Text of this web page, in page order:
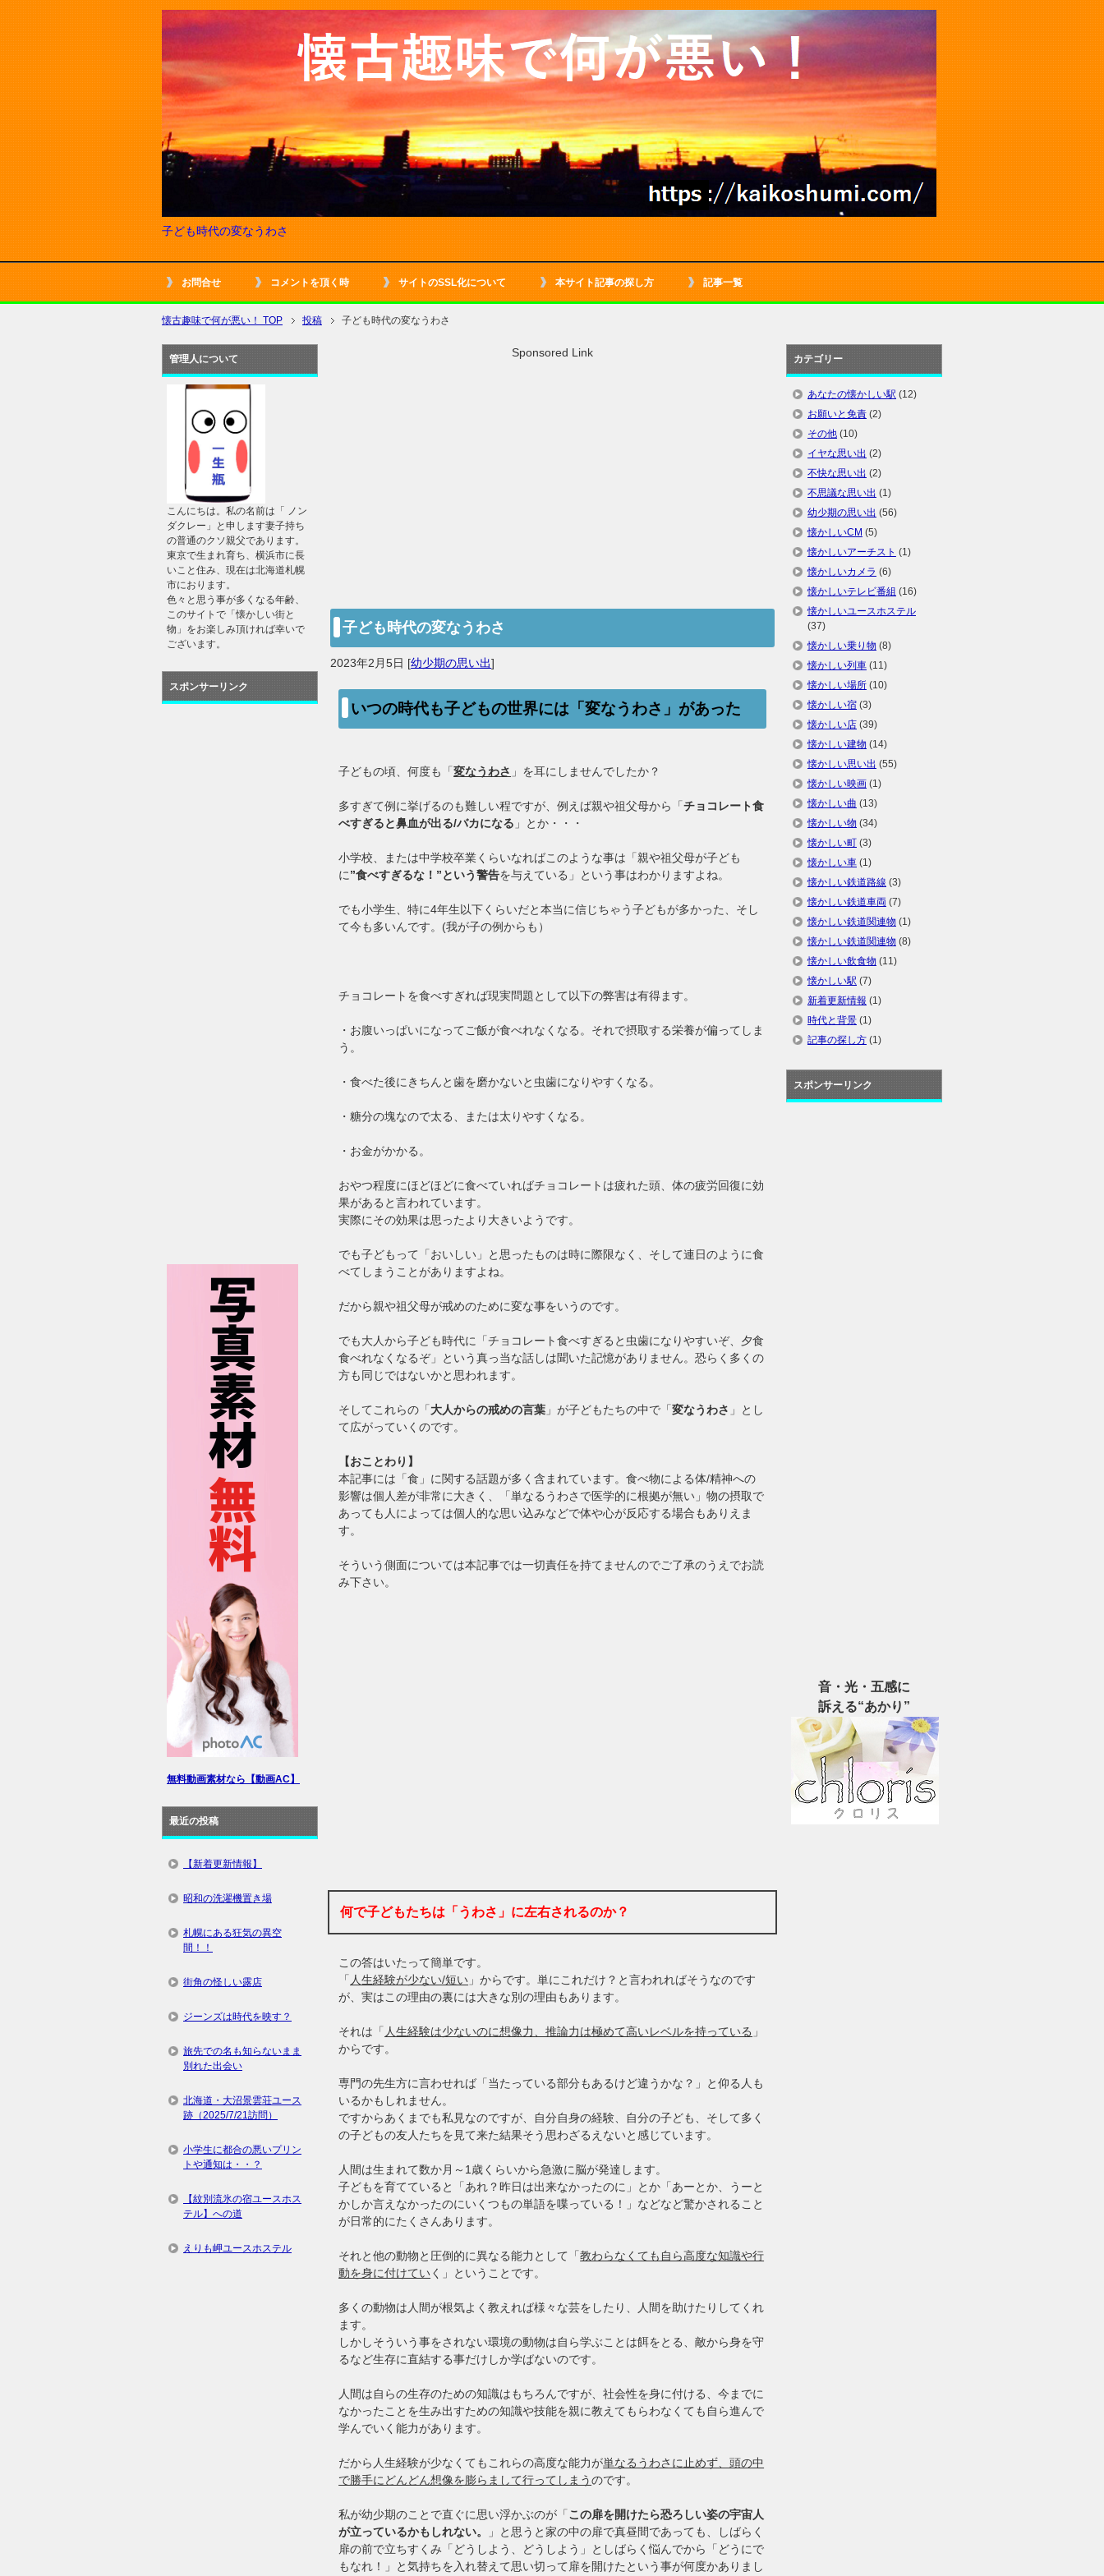
子ども時代の変なうわさ
お問合せ コメントを頂く時 サイトのSSL化について 本サイト記事の探し方 記事一覧
懐古趣味で何が悪い！ TOP 投稿 子ども時代の変なうわさ
Sponsored Link
子ども時代の変なうわさ
2023年2月5日 [幼少期の思い出]
いつの時代も子どもの世界には「変なうわさ」があった
子どもの頃、何度も「変なうわさ 」を耳にしませんでしたか？
多すぎて例に挙げるのも難しい程ですが、例えば親や祖父母から「チョコレート食
べすぎると鼻血が出る/バカになる 」とか・・・
小学校、または中学校卒業くらいなればこのような事は「親や祖父母が子ども
に”食べすぎるな！”という警告を与えている」という事はわかりますよね。
でも小学生、特に4年生以下くらいだと本当に信じちゃう子どもが多かった、そし
て今も多いんです。(我が子の例からも）
チョコレートを食べすぎれば現実問題として以下の弊害は有得ます。
・お腹いっぱいになってご飯が食べれなくなる。それで摂取する栄養が偏ってしま
う。
・食べた後にきちんと歯を磨かないと虫歯になりやすくなる。
・糖分の塊なので太る、または太りやすくなる。
・お金がかかる。
おやつ程度にほどほどに食べていればチョコレートは疲れた頭、体の疲労回復に効
果があると言われています。
実際にその効果は思ったより大きいようです。
でも子どもって「おいしい」と思ったものは時に際限なく、そして連日のように食
べてしまうことがありますよね。
だから親や祖父母が戒めのために変な事をいうのです。
でも大人から子ども時代に「チョコレート食べすぎると虫歯になりやすいぞ、夕食
食べれなくなるぞ」という真っ当な話しは聞いた記憶がありません。恐らく多くの
方も同じではないかと思われます。
そしてこれらの「大人からの戒めの言葉 」が子どもたちの中で「変なうわさ 」とし
て広がっていくのです。
【おことわり】
本記事には「食」に関する話題が多く含まれています。食べ物による体/精神への
影響は個人差が非常に大きく、「単なるうわさで医学的に根拠が無い」物の摂取で
あっても人によっては個人的な思い込みなどで体や心が反応する場合もありえま
す。
そういう側面については本記事では一切責任を持てませんのでご了承のうえでお読
み下さい。
何で子どもたちは「うわさ」に左右されるのか？
この答はいたって簡単です。
「 人生経験が少ない/短い 」からです。単にこれだけ？と言われればそうなのです
が、実はこの理由の裏には大きな別の理由もあります。
それは「 人生経験は少ないのに想像力、推論力は極めて高いレベルを持っている 」
からです。
専門の先生方に言わせれば「当たっている部分もあるけど違うかな？」と仰る人も
いるかもしれません。
ですからあくまでも私見なのですが、自分自身の経験、自分の子ども、そして多く
の子どもの友人たちを見て来た結果そう思わざるえないと感じています。
人間は生まれて数か月～1歳くらいから急激に脳が発達します。
子どもを育てていると「あれ？昨日は出来なかったのに」とか「あーとか、うーと
かしか言えなかったのにいくつもの単語を喋っている！」などなど驚かされること
が日常的にたくさんあります。
それと他の動物と圧倒的に異なる能力として「教わらなくても自ら高度な知識や行
動を身に付けていく」ということです。
多くの動物は人間が根気よく教えれば様々な芸をしたり、人間を助けたりしてくれ
ます。
しかしそういう事をされない環境の動物は自ら学ぶことは餌をとる、敵から身を守
るなど生存に直結する事だけしか学ばないのです。
人間は自らの生存のための知識はもちろんですが、社会性を身に付ける、今までに
なかったことを生み出すための知識や技能を親に教えてもらわなくても自ら進んで
学んでいく能力があります。
だから人生経験が少なくてもこれらの高度な能力が単なるうわさに止めず、頭の中
で勝手にどんどん想像を膨らまして行ってしまうのです。
私が幼少期のことで直ぐに思い浮かぶのが「この扉を開けたら恐ろしい姿の宇宙人
が立っているかもしれない。
」と思うと家の中の扉で真昼間であっても、しばらく
扉の前で立ちすくみ「どうしよう、どうしよう」としばらく悩んでから「どうにで
もなれ！」と気持ちを入れ替えて思い切って扉を開けたという事が何度かありまし
管理人について
こんにちは。私の名前は「 ノン
ダクレー」と申します妻子持ち
の普通のクソ親父であります。
東京で生まれ育ち、横浜市に長
いこと住み、現在は北海道札幌
市におります。
色々と思う事が多くなる年齢、
このサイトで「懐かしい街と
物」をお楽しみ頂ければ幸いで
ございます。
スポンサーリンク
無料動画素材なら【動画AC】
最近の投稿
【新着更新情報】
昭和の洗濯機置き場
札幌にある狂気の異空
間！！
街角の怪しい露店
ジーンズは時代を映す？
旅先での名も知らないまま
別れた出会い
北海道・大沼景雲荘ユース
跡（2025/7/21訪問）
小学生に都合の悪いプリン
トや通知は・・？
【紋別流氷の宿ユースホス
テル】への道
えりも岬ユースホステル
カテゴリー
あなたの懐かしい駅 (12)
お願いと免責 (2)
その他 (10)
イヤな思い出 (2)
不快な思い出 (2)
不思議な思い出 (1)
幼少期の思い出 (56)
懐かしいCM (5)
懐かしいアーチスト (1)
懐かしいカメラ (6)
懐かしいテレビ番組 (16)
懐かしいユースホステル
(37)
懐かしい乗り物 (8)
懐かしい列車 (11)
懐かしい場所 (10)
懐かしい宿 (3)
懐かしい店 (39)
懐かしい建物 (14)
懐かしい思い出 (55)
懐かしい映画 (1)
懐かしい曲 (13)
懐かしい物 (34)
懐かしい町 (3)
懐かしい車 (1)
懐かしい鉄道路線 (3)
懐かしい鉄道車両 (7)
懐かしい鉄道関連物 (1)
懐かしい鉄道関連物 (8)
懐かしい飲食物 (11)
懐かしい駅 (7)
新着更新情報 (1)
時代と背景 (1)
記事の探し方 (1)
スポンサーリンク
音・光・五感に
訴える“あかり”